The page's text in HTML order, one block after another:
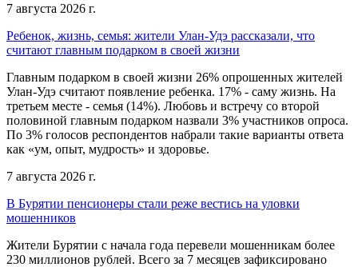
7 августа 2026 г.
Ребенок, жизнь, семья: жители Улан-Удэ рассказали, что
считают главным подарком в своей жизни
Главным подарком в своей жизни 26% опрошенных жителей
Улан-Удэ считают появление ребенка. 17% - саму жизнь. На
третьем месте - семья (14%). Любовь и встречу со второй
половиной главным подарком назвали 3% участников опроса.
По 3% голосов респондентов набрали такие варианты ответа
как «ум, опыт, мудрость» и здоровье.
7 августа 2026 г.
В Бурятии пенсионеры стали реже вестись на уловки
мошенников
Жители Бурятии с начала года перевели мошенникам более
230 миллионов рублей. Всего за 7 месяцев зафиксировано